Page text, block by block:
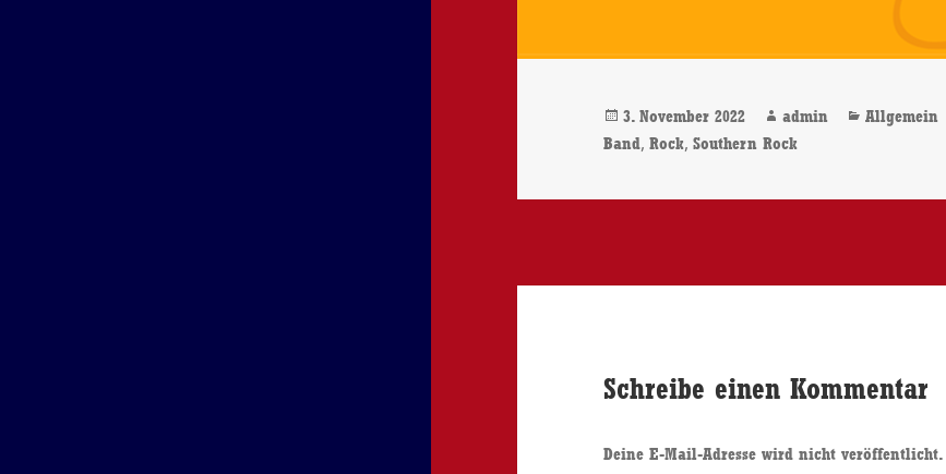
Veröffentlicht
am
3. November 2022 Autor
admin Kategorien
Allgemein
Band,Rock,Southern Rock
Schreibe einen Kommentar
Deine E-Mail-Adresse wird nicht veröffentlicht.